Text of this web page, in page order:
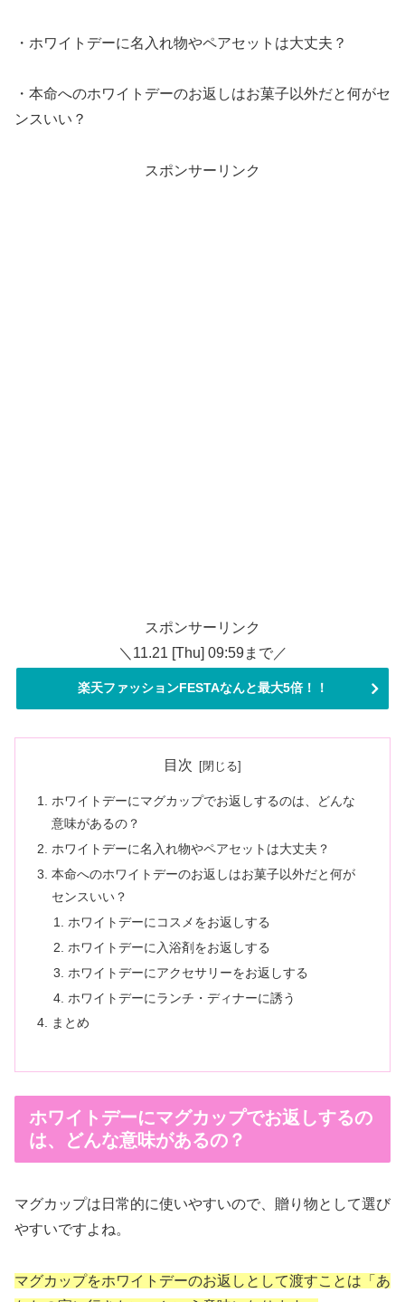
・ホワイトデーに名入れ物やペアセットは大丈夫？
・本命へのホワイトデーのお返しはお菓子以外だと何がセ
ンスいい？
スポンサーリンク
スポンサーリンク
＼11.21 [Thu] 09:59まで／
楽天ファッションFESTAなんと最大5倍！！
目次
ホワイトデーにマグカップでお返しするのは、どんな
意味があるの？
ホワイトデーに名入れ物やペアセットは大丈夫？
本命へのホワイトデーのお返しはお菓子以外だと何が
センスいい？
ホワイトデーにコスメをお返しする
ホワイトデーに入浴剤をお返しする
ホワイトデーにアクセサリーをお返しする
ホワイトデーにランチ・ディナーに誘う
まとめ
ホワイトデーにマグカップでお返しするの
は、どんな意味があるの？
マグカップは日常的に使いやすいので、贈り物として選び
やすいですよね。
マグカップをホワイトデーのお返しとして渡すことは「あ